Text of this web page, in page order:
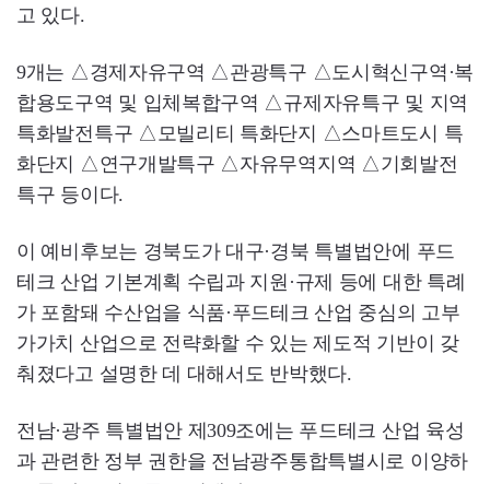
고 있다.
9개는 △경제자유구역 △관광특구 △도시혁신구역·복
합용도구역 및 입체복합구역 △규제자유특구 및 지역
특화발전특구 △모빌리티 특화단지 △스마트도시 특
화단지 △연구개발특구 △자유무역지역 △기회발전
특구 등이다.
이 예비후보는 경북도가 대구·경북 특별법안에 푸드
테크 산업 기본계획 수립과 지원·규제 등에 대한 특례
가 포함돼 수산업을 식품·푸드테크 산업 중심의 고부
가가치 산업으로 전략화할 수 있는 제도적 기반이 갖
춰졌다고 설명한 데 대해서도 반박했다.
전남·광주 특별법안 제309조에는 푸드테크 산업 육성
과 관련한 정부 권한을 전남광주통합특별시로 이양하